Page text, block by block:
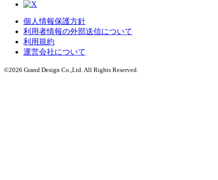
個人情報保護方針
利用者情報の外部送信について
利用規約
運営会社について
©2026 Grand Design Co.,Ltd. All Rights Reserved.